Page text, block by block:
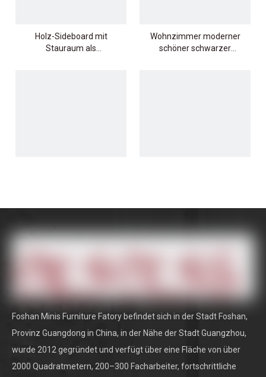
Holz-Sideboard mit
Stauraum als
Wohnzimmer moderner
schöner schwarzer
1 2 »
Beistelltische aus Marmorrunde BeistelltischeBüro-
Beistelltischemoderne BeistelltischeBeistelltische für den
Außenbereich
Wohnzimmer-Beistelltische
Foshan Minis Furniture Fatory befindet sich in der Stadt Foshan,
Provinz Guangdong in China, in der Nähe der Stadt Guangzhou,
wurde 2012 gegründet und verfügt über eine Fläche von über
2000 Quadratmetern, 200–300 Facharbeiter, fortschrittliche